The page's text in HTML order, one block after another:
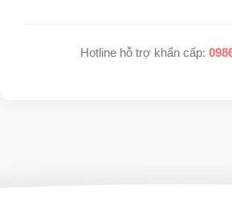
Hotline hỗ trợ khẩn cấp: